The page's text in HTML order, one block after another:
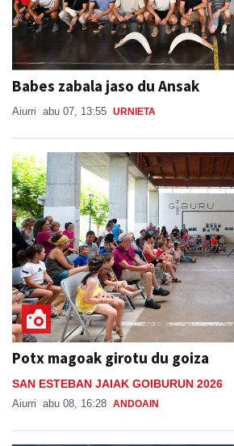
Babes zabala jaso du Ansak
Aiurri abu 07, 13:55 URNIETA
Potx magoak girotu du goiza
SAN ESTEBAN JAIAK GOIBURUN 2026
Aiurri abu 08, 16:28 ANDOAIN